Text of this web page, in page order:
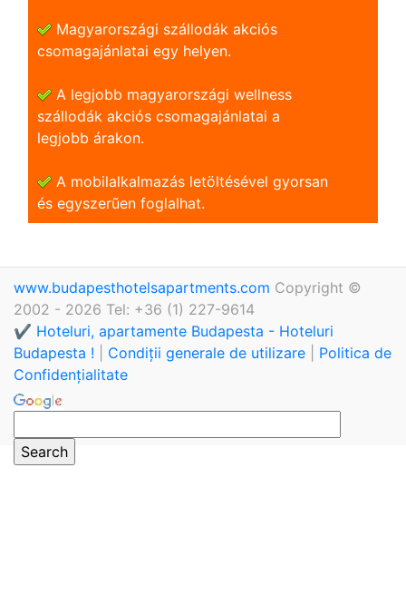
Magyarországi szállodák akciós
csomagajánlatai egy helyen.
A legjobb magyarországi wellness
szállodák akciós csomagajánlatai a
legjobb árakon.
A mobilalkalmazás letöltésével gyorsan
és egyszerũen foglalhat.
www.budapesthotelsapartments.com Copyright ©
2002 - 2026 Tel: +36 (1) 227-9614
✔️ Hoteluri, apartamente Budapesta - Hoteluri
Budapesta !
Condiții generale de utilizare
Politica de
Confidențialitate